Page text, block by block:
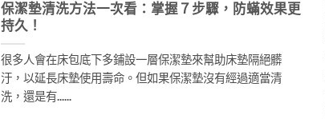
保潔墊清洗方法一次看：掌握７步驟，防蟎效果更
持久！
很多人會在床包底下多鋪設一層保潔墊來幫助床墊隔絕髒
汙，以延長床墊使用壽命。但如果保潔墊沒有經過適當清
洗，還是有......